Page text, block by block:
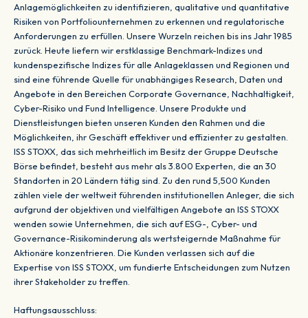
Anlagemöglichkeiten zu identifizieren, qualitative und quantitative
Risiken von Portfoliounternehmen zu erkennen und regulatorische
Anforderungen zu erfüllen. Unsere Wurzeln reichen bis ins Jahr 1985
zurück. Heute liefern wir erstklassige Benchmark-Indizes und
kundenspezifische Indizes für alle Anlageklassen und Regionen und
sind eine führende Quelle für unabhängiges Research, Daten und
Angebote in den Bereichen Corporate Governance, Nachhaltigkeit,
Cyber-Risiko und Fund Intelligence. Unsere Produkte und
Dienstleistungen bieten unseren Kunden den Rahmen und die
Möglichkeiten, ihr Geschäft effektiver und effizienter zu gestalten.
ISS STOXX, das sich mehrheitlich im Besitz der Gruppe Deutsche
Börse befindet, besteht aus mehr als 3.800 Experten, die an 30
Standorten in 20 Ländern tätig sind. Zu den rund 5,500 Kunden
zählen viele der weltweit führenden institutionellen Anleger, die sich
aufgrund der objektiven und vielfältigen Angebote an ISS STOXX
wenden sowie Unternehmen, die sich auf ESG-, Cyber- und
Governance-Risikominderung als wertsteigernde Maßnahme für
Aktionäre konzentrieren. Die Kunden verlassen sich auf die
Expertise von ISS STOXX, um fundierte Entscheidungen zum Nutzen
ihrer Stakeholder zu treffen.
Haftungsausschluss: